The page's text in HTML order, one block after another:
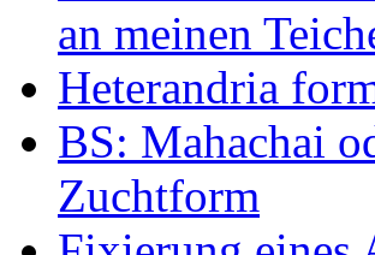
an meinen
Heterandria
BS: Mahachai
Zuchtform